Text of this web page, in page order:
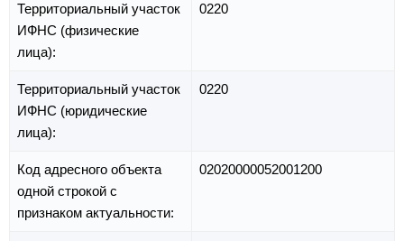
Территориальный участок
ИФНС (физические
лица):
0220
Территориальный участок
ИФНС (юридические
лица):
0220
Код адресного объекта
одной строкой с
признаком актуальности:
02020000052001200